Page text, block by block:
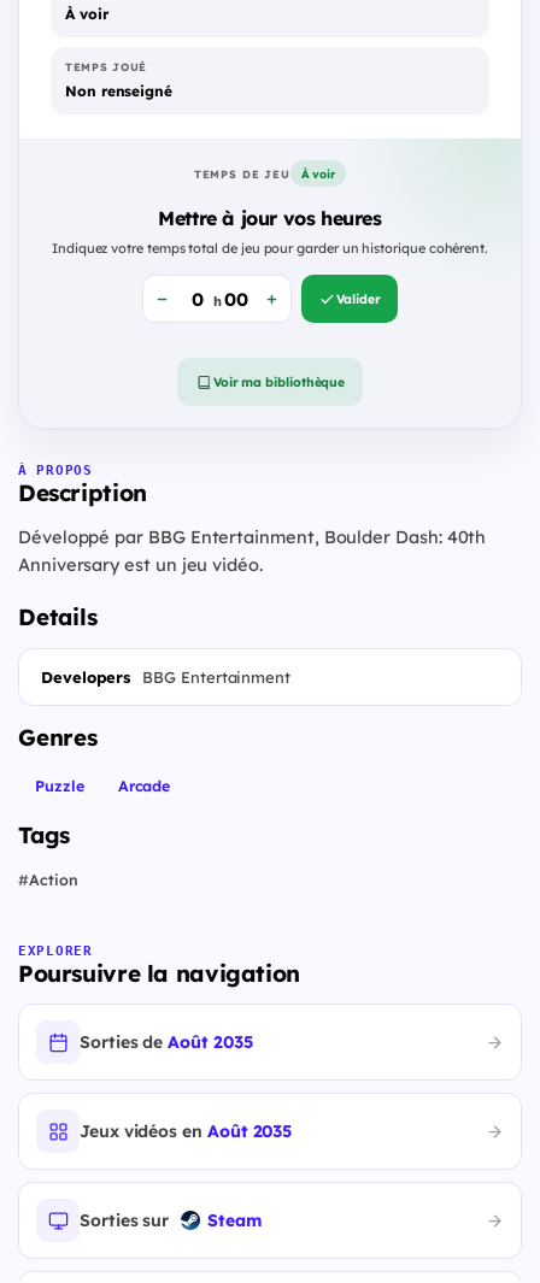
À voir
TEMPS JOUÉ
Non renseigné
TEMPS DE JEU À voir
Mettre à jour vos heures
Indiquez votre temps total de jeu pour garder un historique cohérent.
h Valider
Voir ma bibliothèque
À PROPOS
Description
Développé par BBG Entertainment, Boulder Dash: 40th
Anniversary est un jeu vidéo.
Details
Developers BBG Entertainment
Genres
Puzzle Arcade
Tags
#Action
EXPLORER
Poursuivre la navigation
Sorties deAoût 2035
Jeux vidéos en Août 2035
Sorties sur Steam